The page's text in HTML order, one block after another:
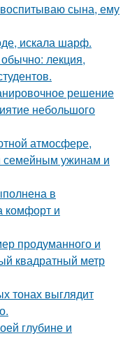
сына, ему
искала шарф.
лекция,
решение
небольшого
атмосфере,
семейным ужинам и
в
комфорт и
продуманного и
квадратный метр
тонах выглядит
глубине и